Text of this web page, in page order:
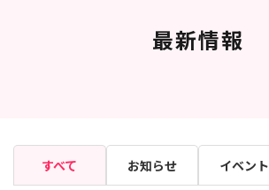
最新情報
すべて お知らせ イベント